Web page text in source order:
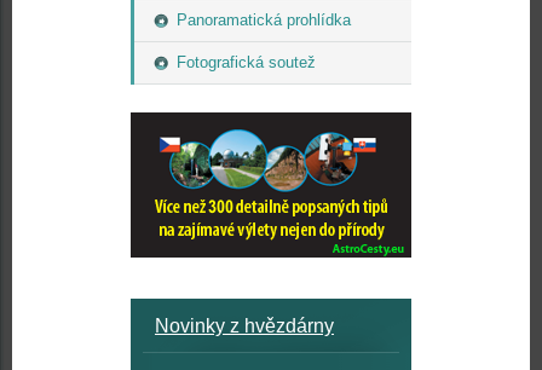
Panoramatická prohlídka
Fotografická soutež
Novinky z hvězdárny